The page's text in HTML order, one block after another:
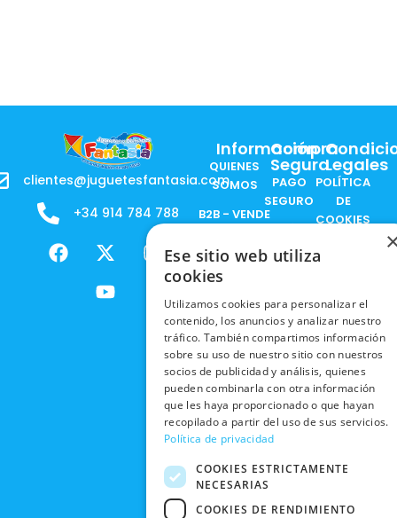
clientes@juguetesfantasia.com
+34 914 784 788
F
a
X
-
t
w
m
Y
o
u
t
Información
QUIENES
SOMOS
B2B - VENDE
PRODUCTOS
RESPONSABILIDAD
SOCIAL
TRABAJA
CON
NOSOTROS
NUESTRAS
TIENDAS
BLACK
FRIDAY
CONTACTO
Compra
Segura
PAGO
SEGURO
NACIONALES
INTERNACIONALES
RECOGIDA
EN TIENDA
DEVOLUCIONES
Y CAMBIOS
CANCELAR
PEDIDO
Legales
POLÍTICA
DE
COOKIES
POLÍTICAS
EN RRSS
POLÍTICA DE
PRIVACIDAD
CONDICIONES
DE COMPRA
Ese sitio web utiliza
cookies
Utilizamos cookies para personalizar el
contenido, los anuncios y analizar nuestro
tráfico. También compartimos información
sobre su uso de nuestro sitio con nuestros
socios de publicidad y análisis, quienes
pueden combinarla con otra información
que les haya proporcionado o que hayan
recopilado a partir del uso de sus servicios.
Política de privacidad
COOKIES ESTRICTAMENTE
NECESARIAS
COOKIES DE RENDIMIENTO